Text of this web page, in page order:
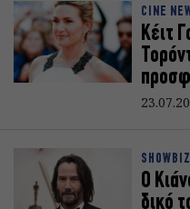
CINE
Κέιτ
SHOWBIZ
Ο
δικό